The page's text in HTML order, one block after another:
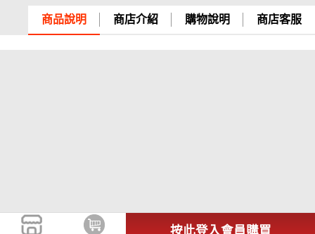
商品說明 商店介紹 購物說明 商店客服
按此登入會員購買
託、台灣樂天、三信商銀